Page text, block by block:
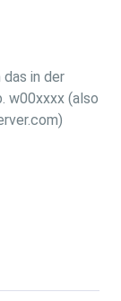
in der
w00xxxx (also